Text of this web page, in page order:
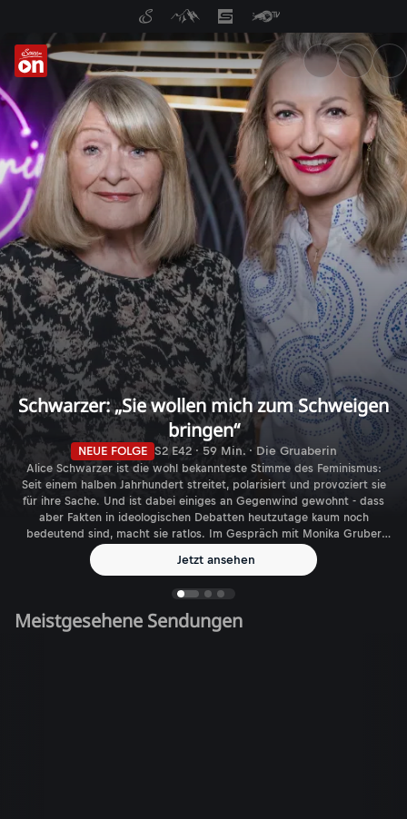
ServusTV On: Livestreams,
Schwarzer: „Sie wollen mich zum Schweigen
bringen“
NEUE FOLGE S2 E42 · 59 Min. · Die Gruaberin
Alice Schwarzer ist die wohl bekannteste Stimme des Feminismus:
Seit einem halben Jahrhundert streitet, polarisiert und provoziert sie
für ihre Sache. Und ist dabei einiges an Gegenwind gewohnt - dass
aber Fakten in ideologischen Debatten heutzutage kaum noch
bedeutend sind, macht sie ratlos. Im Gespräch mit Monika Gruber
spricht die Journalistin, Autorin und Verlegerin über den aktuellen
Feminismus - und die gefühlt immer größer werdende Zahl
Jetzt ansehen
Meistgesehene Sendungen